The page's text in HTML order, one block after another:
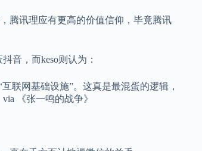
腾讯理应有更高的价值信仰，毕竟腾讯
音，而keso则认为：
联网基础设施”。这真是最混蛋的逻辑，
《张一鸣的战争》